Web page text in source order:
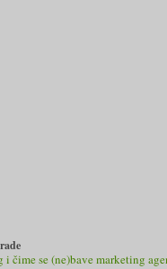
i čime se (ne)bave marketing